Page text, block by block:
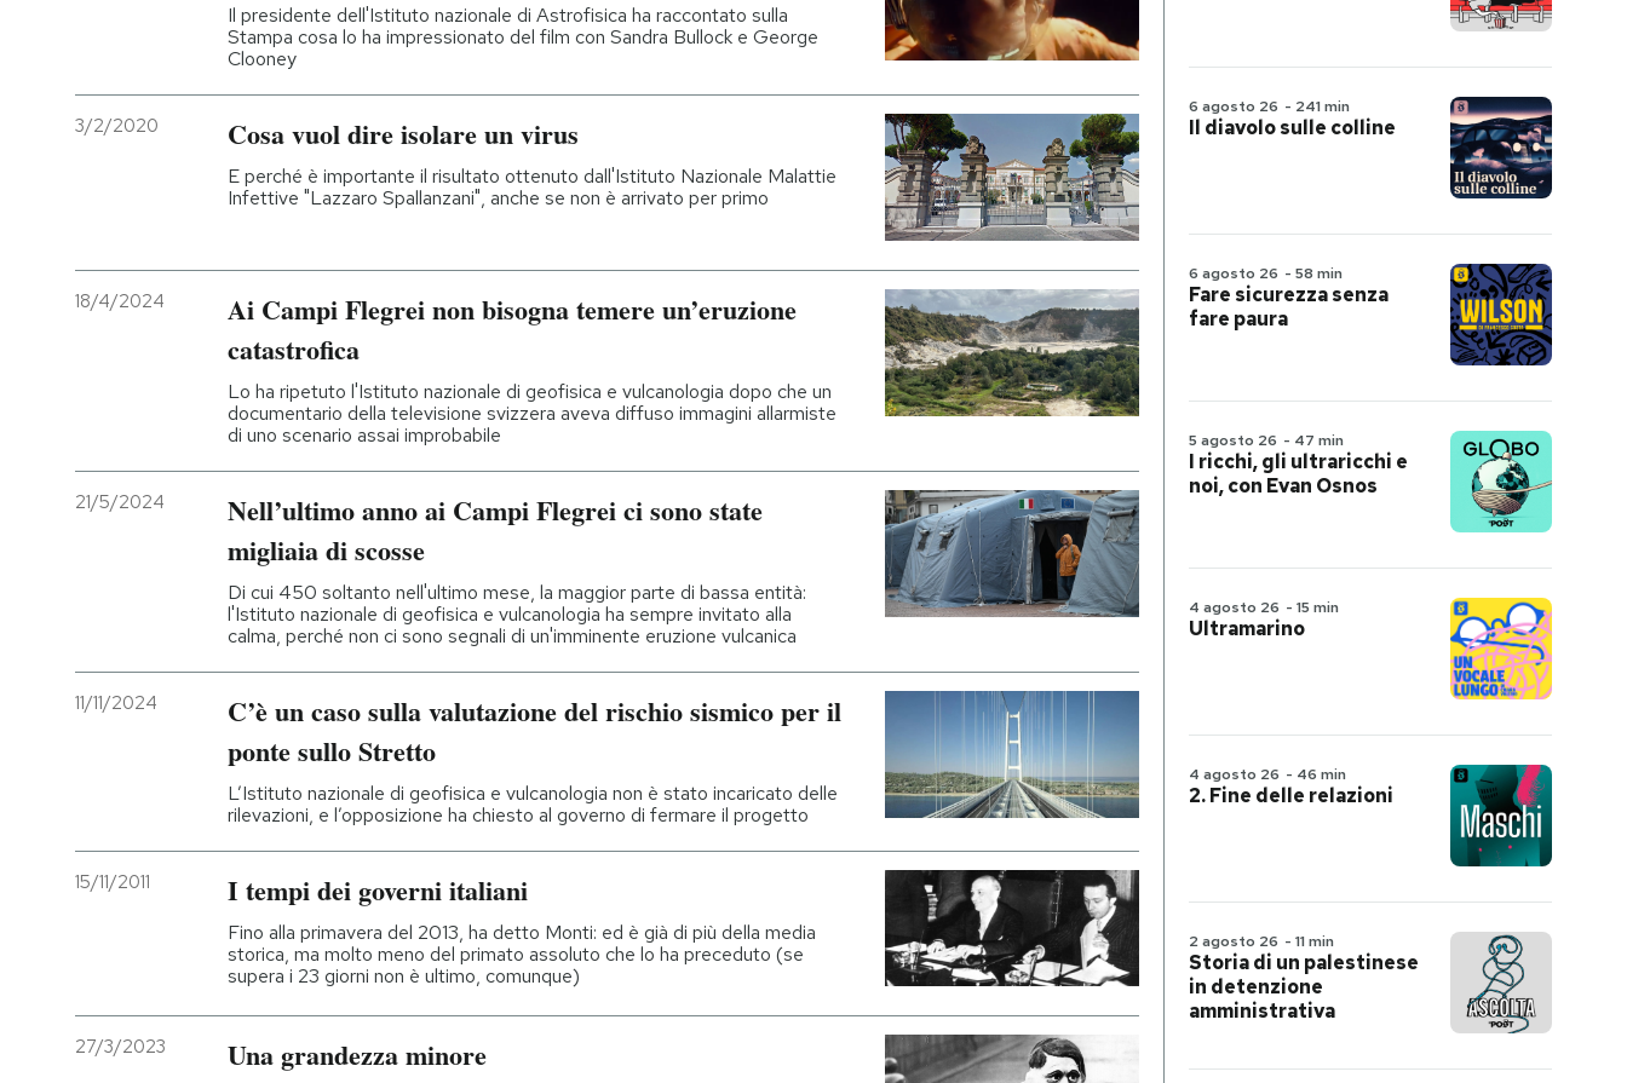
Il presidente dell'Istituto nazionale di Astrofisica ha raccontato sulla
Stampa cosa lo ha impressionato del film con Sandra Bullock e George
Clooney
3/2/2020 Cosa vuol dire isolare un virus
E perché è importante il risultato ottenuto dall'Istituto Nazionale Malattie
Infettive "Lazzaro Spallanzani", anche se non è arrivato per primo
18/4/2024
Ai Campi Flegrei non bisogna temere un’eruzione
catastrofica
Lo ha ripetuto l'Istituto nazionale di geofisica e vulcanologia dopo che un
documentario della televisione svizzera aveva diffuso immagini allarmiste
di uno scenario assai improbabile
21/5/2024
Nell’ultimo anno ai Campi Flegrei ci sono state
migliaia di scosse
Di cui 450 soltanto nell'ultimo mese, la maggior parte di bassa entità:
l'Istituto nazionale di geofisica e vulcanologia ha sempre invitato alla
calma, perché non ci sono segnali di un'imminente eruzione vulcanica
11/11/2024
C’è un caso sulla valutazione del rischio sismico per il
ponte sullo Stretto
L’Istituto nazionale di geofisica e vulcanologia non è stato incaricato delle
rilevazioni, e l’opposizione ha chiesto al governo di fermare il progetto
15/11/2011 I tempi dei governi italiani
Fino alla primavera del 2013, ha detto Monti: ed è già di più della media
storica, ma molto meno del primato assoluto che lo ha preceduto (se
supera i 23 giorni non è ultimo, comunque)
27/3/2023 Una grandezza minore
6 agosto 26 - 241 min
Il diavolo sulle colline
6 agosto 26 - 58 min
Fare sicurezza senza
fare paura
5 agosto 26 - 47 min
I ricchi, gli ultraricchi e
noi, con Evan Osnos
4 agosto 26 - 15 min
Ultramarino
4 agosto 26 - 46 min
2. Fine delle relazioni
2 agosto 26 - 11 min
Storia di un palestinese
in detenzione
amministrativa